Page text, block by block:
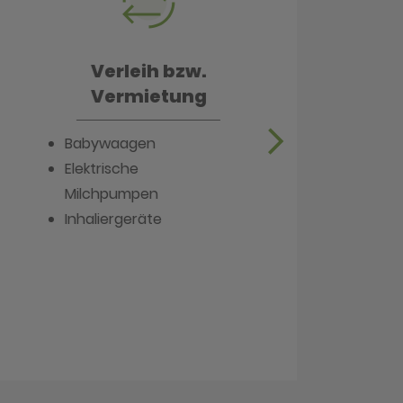
Verleih bzw.
Vermietung
Babywaagen
Elektrische
Milchpumpen
Inhaliergeräte